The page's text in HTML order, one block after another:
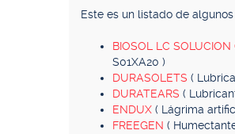
Este es un listado de
BIOSOL LC SOLUCION
S01XA20 )
DURASOLETS (
DURATEARS (
ENDUX ( Lágrima
FREEGEN (